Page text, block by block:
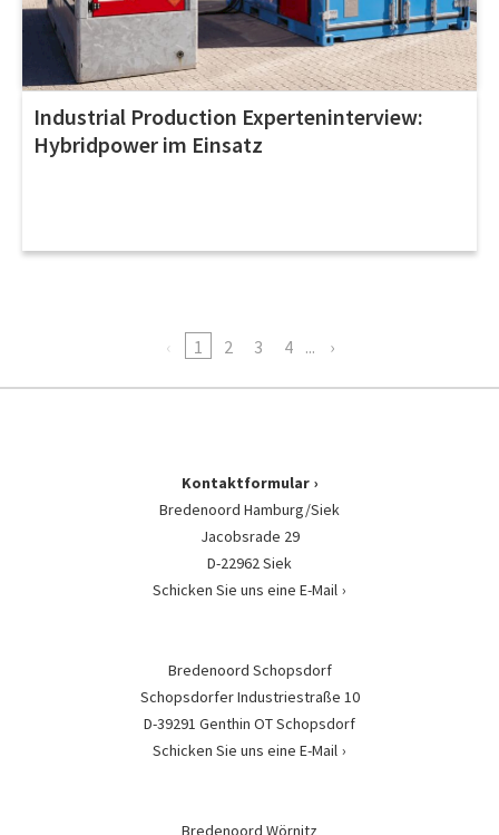
Industrial Production Experteninterview:
Hybridpower im Einsatz
1 2 3 4 ...
Kontaktformular
Bredenoord Hamburg/Siek
Jacobsrade 29
D-22962 Siek
Schicken Sie uns eine E-Mail
Bredenoord Schopsdorf
Schopsdorfer Industriestraße 10
D-39291 Genthin OT Schopsdorf
Schicken Sie uns eine E-Mail
Bredenoord Wörnitz